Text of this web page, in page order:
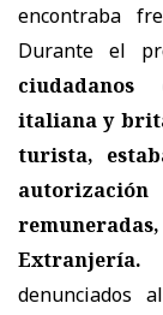
encontraba
Durante el
ciudadanos
italiana y
turista,
Extranjería.
denunciados